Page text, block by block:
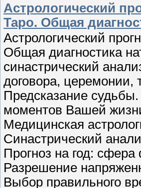
Астрологический
Таро. Общая
Астрологический
Общая диагностика
синастрический
договора, церемонии,
Предсказание
моментов Вашей
Медицинская
Синастрический
Прогноз на год:
Разрешение
Выбор правильного